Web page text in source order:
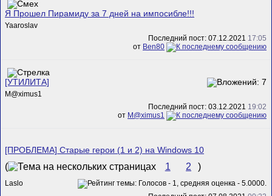
Я Прошел Пирамиду за 7 дней на импосибле!!!
Yaaroslav
Последний пост: 07.12.2021 17:05
от Ben80
[УТИЛИТА]
M@ximus1
Последний пост: 03.12.2021 19:02
от M@ximus1
[ПРОБЛЕМА] Старые герои (1 и 2) на Windows 10
( 1 2 )
Laslo